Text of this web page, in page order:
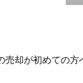
売却が初めての方